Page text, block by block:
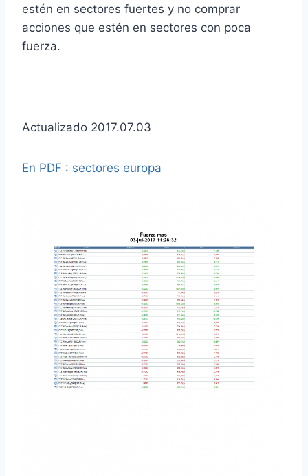
estén en sectores fuertes y no comprar
acciones que estén en sectores con poca
fuerza.
Actualizado 2017.07.03
En PDF : sectores europa